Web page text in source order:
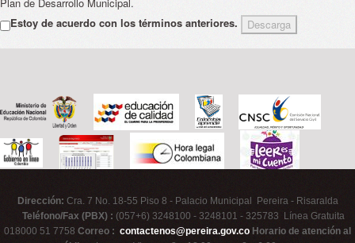
Estoy de acuerdo con los términos anteriores.
Dirección: Cra. 7 No. 18-55 Piso 8 - Palacio Municipal Pereira - Risaralda
Teléfono/Fax (PBX) : (057+6) 3248100 - 3248101 - 325783 Línea Gratuita
018000 51 7758 Correo : contactenos@pereira.gov.co Horario de atención al